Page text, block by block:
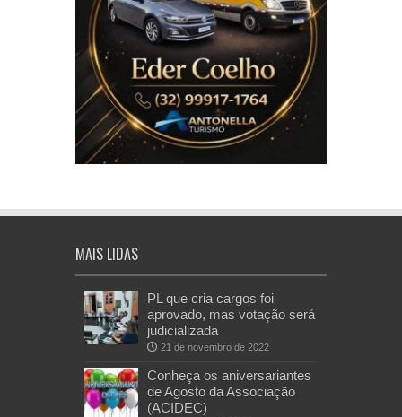
MAIS LIDAS
PL que cria cargos foi
aprovado, mas votação será
judicializada
21 de novembro de 2022
Conheça os aniversariantes
de Agosto da Associação
(ACIDEC)